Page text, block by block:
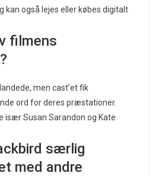
kan også lejes eller købes digitalt
filmens
men cast’et fik
ord for deres præstationer.
især Susan Sarandon og Kate
særlig
med andre